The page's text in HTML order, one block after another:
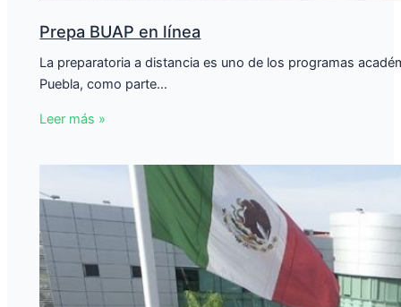
Prepa BUAP en línea
La preparatoria a distancia es uno de los programas
Puebla, como parte…
Leer más »